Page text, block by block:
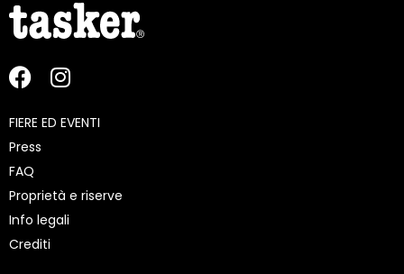
FIERE ED EVENTI
Press
FAQ
Proprietà e riserve
Info legali
Crediti